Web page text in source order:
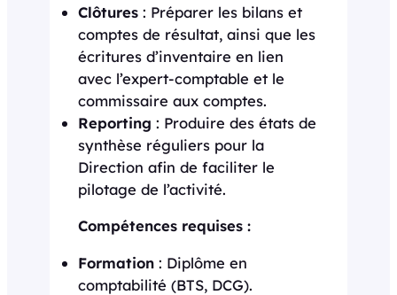
Clôtures : Préparer les bilans et
comptes de résultat, ainsi que les
écritures d’inventaire en lien
avec l’expert-comptable et le
commissaire aux comptes.
Reporting : Produire des états de
synthèse réguliers pour la
Direction afin de faciliter le
pilotage de l’activité.
Compétences requises :
Formation : Diplôme en
comptabilité (BTS, DCG).